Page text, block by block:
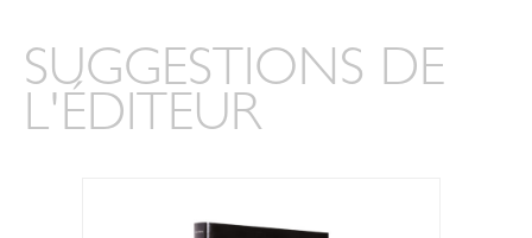
SUGGESTIONS DE
L'ÉDITEUR